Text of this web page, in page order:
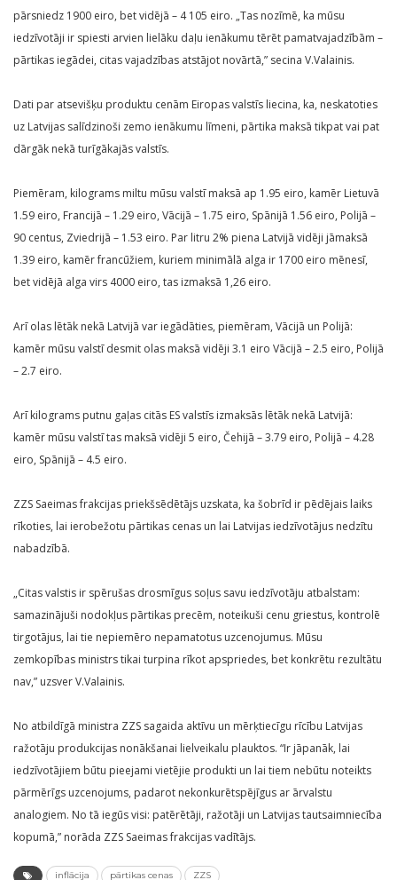
pārsniedz 1900 eiro, bet vidējā – 4 105 eiro. „Tas nozīmē, ka mūsu
iedzīvotāji ir spiesti arvien lielāku daļu ienākumu tērēt pamatvajadzībām –
pārtikas iegādei, citas vajadzības atstājot novārtā,” secina V.Valainis.
Dati par atsevišķu produktu cenām Eiropas valstīs liecina, ka, neskatoties
uz Latvijas salīdzinoši zemo ienākumu līmeni, pārtika maksā tikpat vai pat
dārgāk nekā turīgākajās valstīs.
Piemēram, kilograms miltu mūsu valstī maksā ap 1.95 eiro, kamēr Lietuvā
1.59 eiro, Francijā – 1.29 eiro, Vācijā – 1.75 eiro, Spānijā 1.56 eiro, Polijā –
90 centus, Zviedrijā – 1.53 eiro. Par litru 2% piena Latvijā vidēji jāmaksā
1.39 eiro, kamēr francūžiem, kuriem minimālā alga ir 1700 eiro mēnesī,
bet vidējā alga virs 4000 eiro, tas izmaksā 1,26 eiro.
Arī olas lētāk nekā Latvijā var iegādāties, piemēram, Vācijā un Polijā:
kamēr mūsu valstī desmit olas maksā vidēji 3.1 eiro Vācijā – 2.5 eiro, Polijā
– 2.7 eiro.
Arī kilograms putnu gaļas citās ES valstīs izmaksās lētāk nekā Latvijā:
kamēr mūsu valstī tas maksā vidēji 5 eiro, Čehijā – 3.79 eiro, Polijā – 4.28
eiro, Spānijā – 4.5 eiro.
ZZS Saeimas frakcijas priekšsēdētājs uzskata, ka šobrīd ir pēdējais laiks
rīkoties, lai ierobežotu pārtikas cenas un lai Latvijas iedzīvotājus nedzītu
nabadzībā.
„Citas valstis ir spērušas drosmīgus soļus savu iedzīvotāju atbalstam:
samazinājuši nodokļus pārtikas precēm, noteikuši cenu griestus, kontrolē
tirgotājus, lai tie nepiemēro nepamatotus uzcenojumus. Mūsu
zemkopības ministrs tikai turpina rīkot apspriedes, bet konkrētu rezultātu
nav,” uzsver V.Valainis.
No atbildīgā ministra ZZS sagaida aktīvu un mērķtiecīgu rīcību Latvijas
ražotāju produkcijas nonākšanai lielveikalu plauktos. “Ir jāpanāk, lai
iedzīvotājiem būtu pieejami vietējie produkti un lai tiem nebūtu noteikts
pārmērīgs uzcenojums, padarot nekonkurētspējīgus ar ārvalstu
analogiem. No tā iegūs visi: patērētāji, ražotāji un Latvijas tautsaimniecība
kopumā,” norāda ZZS Saeimas frakcijas vadītājs.
inflācija pārtikas cenas ZZS